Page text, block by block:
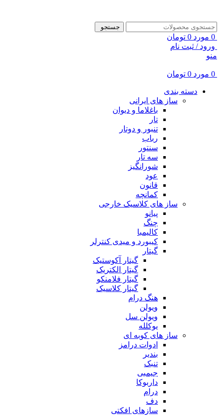
جستجو
0 مورد 0 تومان
ورود / ثبت نام
منو
0 مورد 0 تومان
دسته بندی
ساز های ایرانی
باغلاما و دیوان
تار
تنبور و دوتار
رباب
سنتور
سه تار
شورانگیز
عود
قانون
کمانچه
ساز های کلاسیک خارجی
پیانو
چنگ
کالیمبا
کیبورد و میدی کنترلر
گیتار
گیتار آکوستیک
گیتار الکتریک
گیتار فلامنکو
گیتار کلاسیک
هنگ درام
ویولن
ویولن سل
یوکلله
ساز های کوبه ای
ادوات درامز
بندیر
تنبک
جیمبی
داربوکا
درام
دف
سازهای افکتی